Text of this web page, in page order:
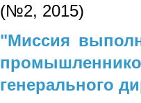
(№2, 2015)
"Миссия
генерального